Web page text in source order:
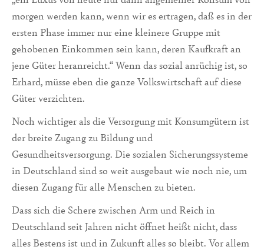
morgen werden kann, wenn wir es ertragen, daß es in der
ersten Phase immer nur eine kleinere Gruppe mit
gehobenen Einkommen sein kann, deren Kaufkraft an
jene Güter heranreicht.“ Wenn das sozial anrüchig ist, so
Erhard, müsse eben die ganze Volkswirtschaft auf diese
Güter verzichten.
Noch wichtiger als die Versorgung mit Konsumgütern ist
der breite Zugang zu Bildung und
Gesundheitsversorgung. Die sozialen Sicherungssysteme
in Deutschland sind so weit ausgebaut wie noch nie, um
diesen Zugang für alle Menschen zu bieten.
Dass sich die Schere zwischen Arm und Reich in
Deutschland seit Jahren nicht öffnet heißt nicht, dass
alles Bestens ist und in Zukunft alles so bleibt. Vor allem